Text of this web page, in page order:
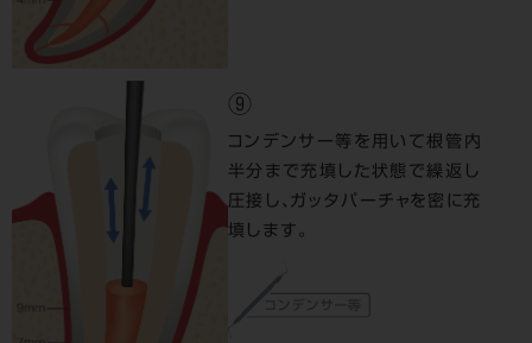
⑨
コンデンサー等を用いて根管内
半分まで充填した状態で繰返し
圧接し、ガッタパーチャを密に充
填します。